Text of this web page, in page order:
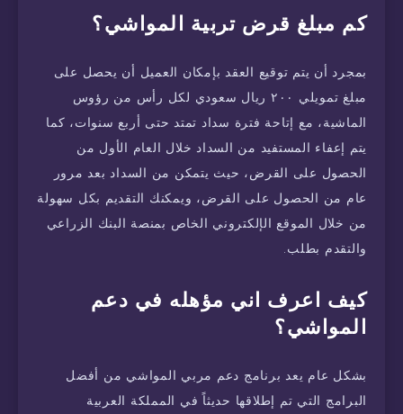
كم مبلغ قرض تربية المواشي؟
بمجرد أن يتم توقيع العقد بإمكان العميل أن يحصل على
مبلغ تمويلي ٢٠٠ ريال سعودي لكل رأس من رؤوس
الماشية، مع إتاحة فترة سداد تمتد حتى أربع سنوات، كما
يتم إعفاء المستفيد من السداد خلال العام الأول من
الحصول على القرض، حيث يتمكن من السداد بعد مرور
عام من الحصول على القرض، ويمكنك التقديم بكل سهولة
من خلال الموقع الإلكتروني الخاص بمنصة البنك الزراعي
والتقدم بطلب.
كيف اعرف اني مؤهله في دعم
المواشي؟
بشكل عام يعد برنامج دعم مربي المواشي من أفضل
البرامج التي تم إطلاقها حديثاً في المملكة العربية